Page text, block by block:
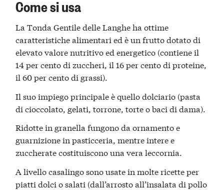
Come si usa
La Tonda Gentile delle Langhe ha ottime
caratteristiche alimentari ed è un frutto dotato di
elevato valore nutritivo ed energetico (contiene il
14 per cento di zuccheri, il 16 per cento di proteine,
il 60 per cento di grassi).
Il suo impiego principale è quello dolciario (pasta
di cioccolato, gelati, torrone, torte o baci di dama).
Ridotte in granella fungono da ornamento e
guarnizione in pasticceria, mentre intere e
zuccherate costituiscono una vera leccornia.
A livello casalingo sono usate in molte ricette per
piatti dolci o salati (dall’arrosto all’insalata di pollo